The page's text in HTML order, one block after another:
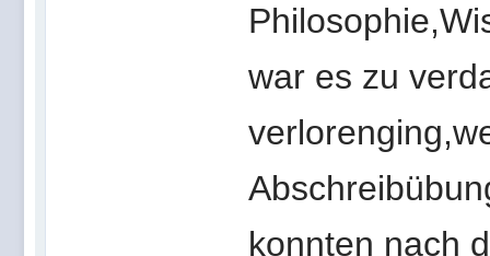
war es zu
konnten nach